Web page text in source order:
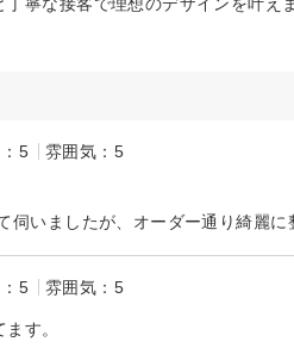
5 雰囲気：5
5 雰囲気：5
す。